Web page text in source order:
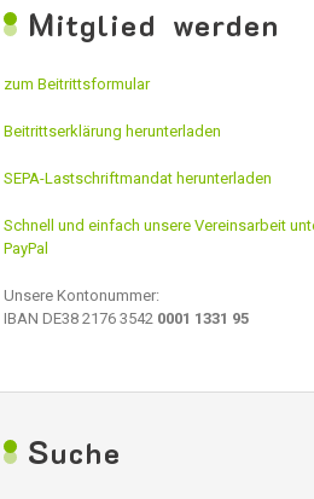
Mitglied werden
zum Beitrittsformular
Beitrittserklärung herunterladen
SEPA-Lastschriftmandat herunterladen
Schnell und einfach unsere Vereinsarbeit
PayPal
Unsere Kontonummer:
IBAN DE38 2176 3542 0001 1331 95
Suche